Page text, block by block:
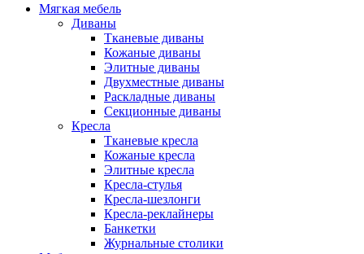
Мягкая мебель
Диваны
Тканевые диваны
Кожаные диваны
Элитные диваны
Двухместные диваны
Раскладные диваны
Секционные диваны
Кресла
Тканевые кресла
Кожаные кресла
Элитные кресла
Кресла-стулья
Кресла-шезлонги
Кресла-реклайнеры
Банкетки
Журнальные столики